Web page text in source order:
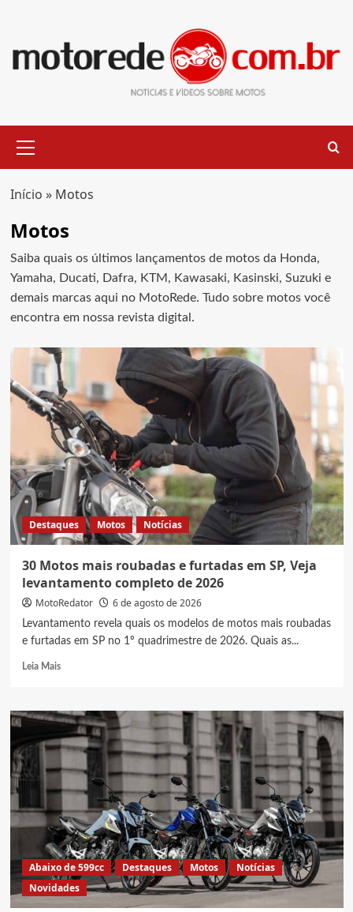
content
Menu
Início » Motos
Motos
Saiba quais os últimos lançamentos de motos da Honda,
Yamaha, Ducati, Dafra, KTM, Kawasaki, Kasinski, Suzuki e
demais marcas aqui no MotoRede. Tudo sobre motos você
encontra em nossa revista digital.
Destaques Motos Notícias
30 Motos mais roubadas e furtadas em SP, Veja
levantamento completo de 2026
MotoRedator 6 de agosto de 2026
Levantamento revela quais os modelos de motos mais roubadas
e furtadas em SP no 1º quadrimestre de 2026. Quais as...
Leia MaisRead
30
Motos
mais
roubadas
e
furtadas
SP,
Veja
levantamento
completo
de
2026
Abaixo de 599cc Destaques Motos
Notícias
Novidades